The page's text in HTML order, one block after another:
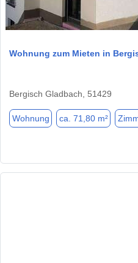
Wohnung zum Mieten in
Bergisch Gladbach, 51429
Wohnung ca. 71,80 m²